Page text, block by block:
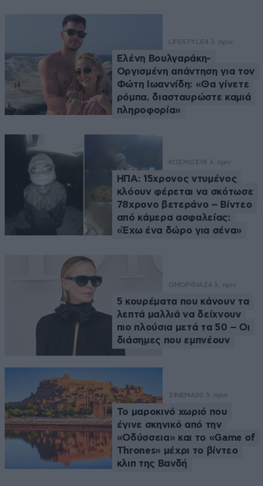
LIFESTYLE4 λ. πριν
Ελένη Βουλγαράκη-
Οργισμένη απάντηση για τον
Φώτη Ιωαννίδη: «Θα γίνετε
ρόμπα, διασταυρώστε καμιά
πληροφορία»
ΚΟΣΜΟΣ 18 λ. πριν
ΗΠΑ: 15χρονος ντυμένος
κλόουν φέρεται να σκότωσε
78χρονο βετεράνο – Βίντεο
από κάμερα ασφαλείας:
«Έχω ένα δώρο για σένα»
ΟΜΟΡΦΙΑ24 λ. πριν
5 κουρέματα που κάνουν τα
λεπτά μαλλιά να δείχνουν
πιο πλούσια μετά τα 50 – Οι
διάσημες που εμπνέουν
ΣΙΝΕΜΑ30 λ. πριν
Το μαροκινό χωριό που
έγινε σκηνικό από την
«Οδύσσεια» και το «Game of
Thrones» μέχρι το βίντεο
κλιπ της Βανδή